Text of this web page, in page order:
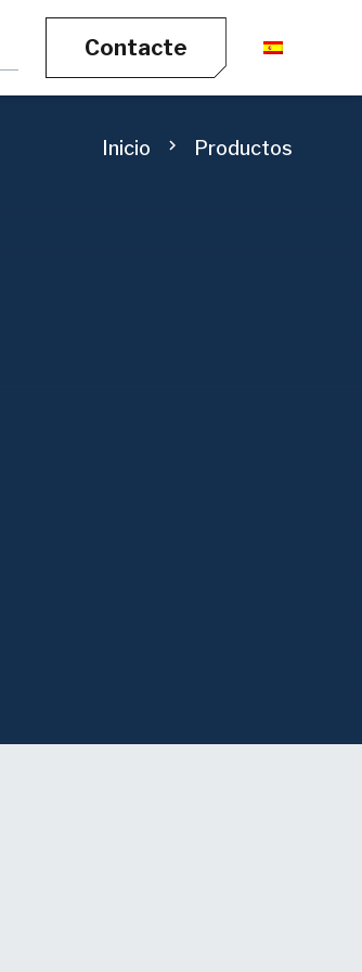
Contacte
Inicio chevron_right Productos